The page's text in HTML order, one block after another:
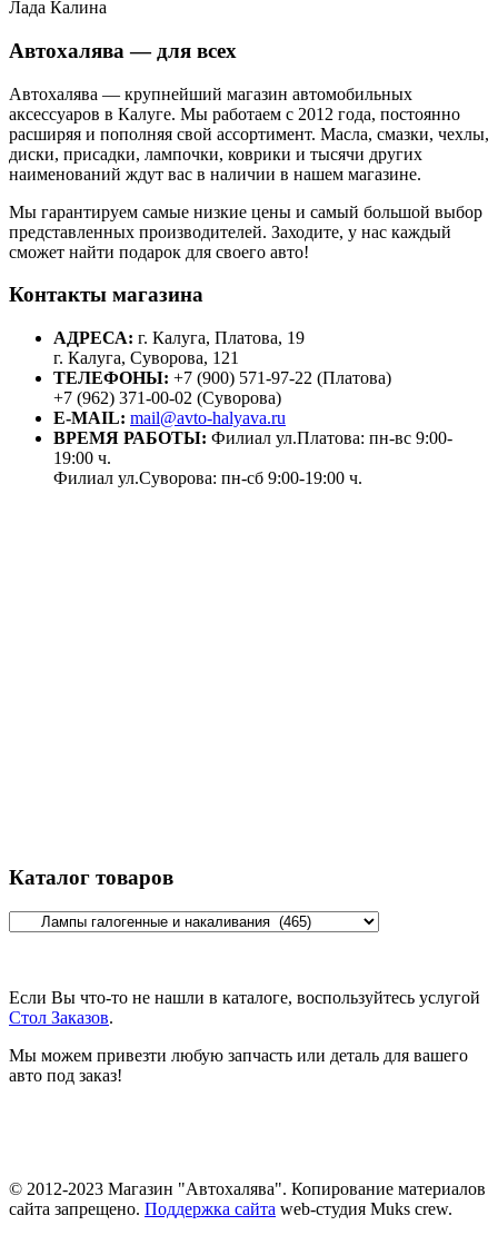
Лада Калина
Автохалява — для всех
Автохалява — крупнейший магазин автомобильных
аксессуаров в Калуге. Мы работаем с 2012 года, постоянно
расширяя и пополняя свой ассортимент. Масла, смазки, чехлы,
диски, присадки, лампочки, коврики и тысячи других
наименований ждут вас в наличии в нашем магазине.
Мы гарантируем самые низкие цены и самый большой выбор
представленных производителей. Заходите, у нас каждый
сможет найти подарок для своего авто!
Контакты магазина
АДРЕСА: г. Калуга, Платова, 19
г. Калуга, Суворова, 121
ТЕЛЕФОНЫ: +7 (900) 571-97-22 (Платова)
+7 (962) 371-00-02 (Суворова)
E-MAIL: mail@avto-halyava.ru
ВРЕМЯ РАБОТЫ: Филиал ул.Платова: пн-вс 9:00-
19:00 ч.
Филиал ул.Суворова: пн-сб 9:00-19:00 ч.
Каталог товаров
Если Вы что-то не нашли в каталоге, воспользуйтесь услугой
Стол Заказов.
Мы можем привезти любую запчасть или деталь для вашего
авто под заказ!
© 2012-2023 Магазин "Автохалява". Копирование материалов
сайта запрещено. Поддержка сайта web-студия Muks crew.